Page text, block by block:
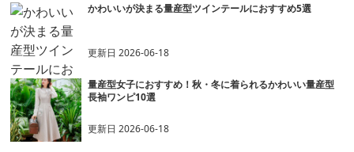
かわいいが決まる量産型ツインテールにおすすめ5選
更新日2026-06-18
量産型女子におすすめ！秋・冬に着られるかわいい量産型
長袖ワンピ10選
更新日2026-06-18